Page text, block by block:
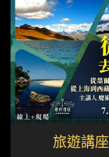
旅遊講座